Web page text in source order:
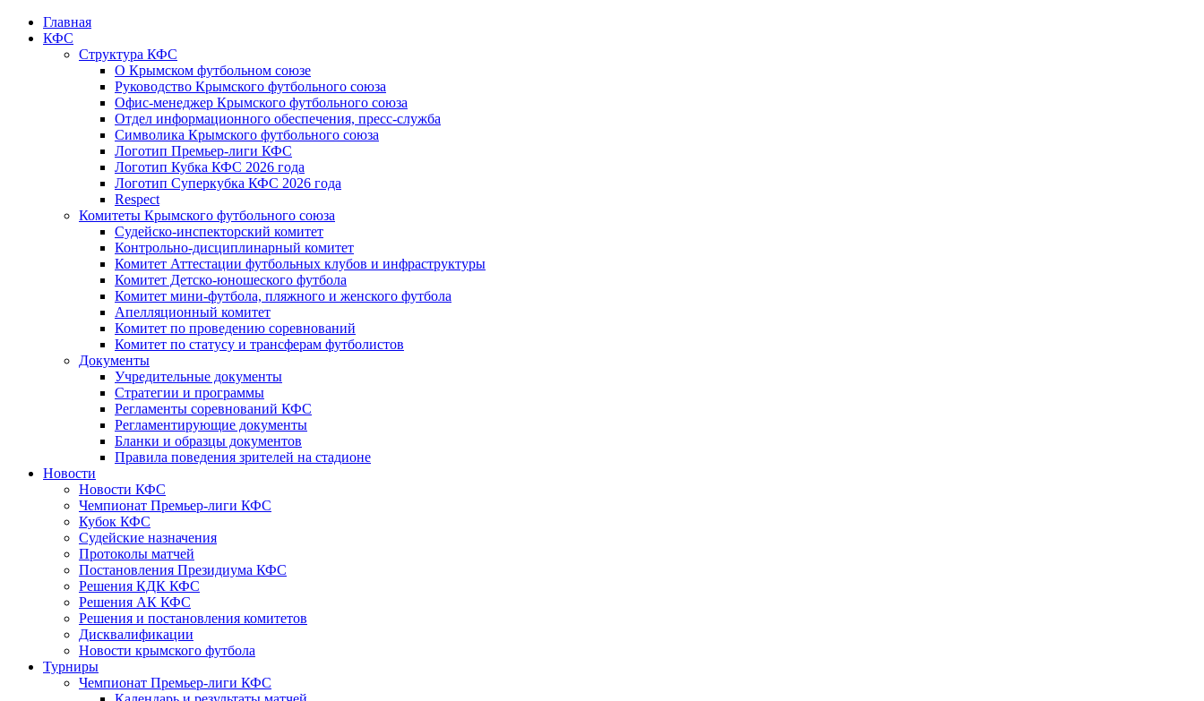
Главная
КФС
Структура КФС
О Крымском футбольном союзе
Руководство Крымского футбольного союза
Офис-менеджер Крымского футбольного союза
Отдел информационного обеспечения, пресс-служба
Символика Крымского футбольного союза
Логотип Премьер-лиги КФС
Логотип Кубка КФС 2026 года
Логотип Суперкубка КФС 2026 года
Respect
Комитеты Крымского футбольного союза
Судейско-инспекторский комитет
Контрольно-дисциплинарный комитет
Комитет Аттестации футбольных клубов и инфраструктуры
Комитет Детско-юношеского футбола
Комитет мини-футбола, пляжного и женского футбола
Апелляционный комитет
Комитет по проведению соревнований
Комитет по статусу и трансферам футболистов
Документы
Учредительные документы
Стратегии и программы
Регламенты соревнований КФС
Регламентирующие документы
Бланки и образцы документов
Правила поведения зрителей на стадионе
Новости
Новости КФС
Чемпионат Премьер-лиги КФС
Кубок КФС
Судейские назначения
Протоколы матчей
Постановления Президиума КФС
Решения КДК КФС
Решения АК КФС
Решения и постановления комитетов
Дисквалификации
Новости крымского футбола
Турниры
Чемпионат Премьер-лиги КФС